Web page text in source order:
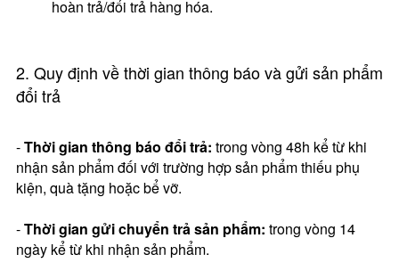
hoàn trả/đổi trả hàng hóa.
2. Quy định về thời gian thông báo và gửi sản phẩm
đổi trả
-Thời gian thông báo đổi trả: trong vòng 48h kể từ khi
nhận sản phẩm đối với trường hợp sản phẩm thiếu phụ
kiện, quà tặng hoặc bể vỡ.
-Thời gian gửi chuyển trả sản phẩm: trong vòng 14
ngày kể từ khi nhận sản phẩm.